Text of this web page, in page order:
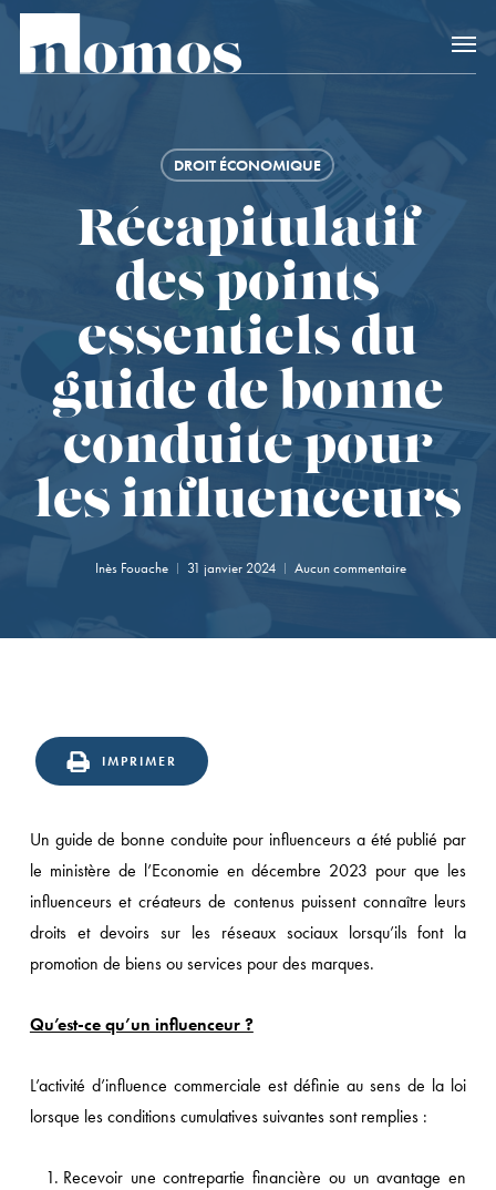
Skip
main
Accès rapide
DROIT ÉCONOMIQUE
Récapitulatif
des points
essentiels du
guide de bonne
conduite pour
les influenceurs
Inès Fouache 31 janvier 2024 Aucun commentaire
IMPRIMER
Un guide de bonne conduite pour influenceurs a été publié par
le ministère de l’Economie en décembre 2023 pour que les
influenceurs et créateurs de contenus puissent connaître leurs
droits et devoirs sur les réseaux sociaux lorsqu’ils font la
promotion de biens ou services pour des marques.
Qu’est-ce qu’un influenceur ?
L’activité d’influence commerciale est définie au sens de la loi
lorsque les conditions cumulatives suivantes sont remplies :
Recevoir une contrepartie financière ou un avantage en